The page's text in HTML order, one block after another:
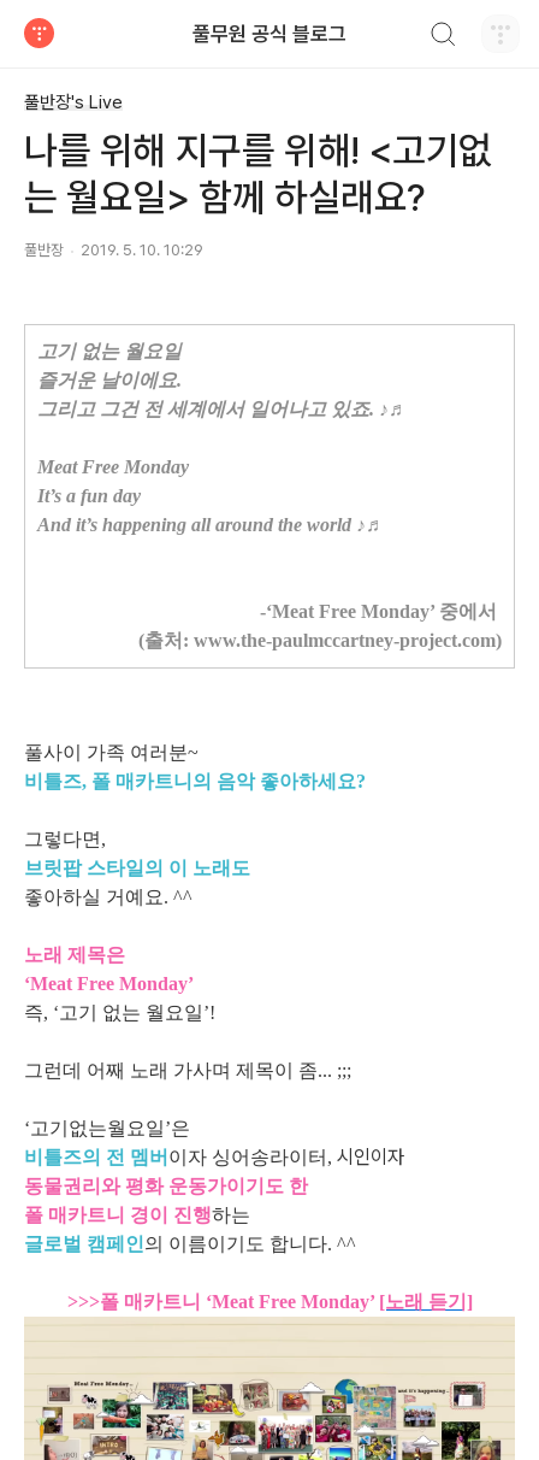
풀무원 공식 블로그
풀반장's Live
나를 위해 지구를 위해! <고기없
는 월요일> 함께 하실래요?
풀반장 2019. 5. 10. 10:29
고기 없는 월요일
즐거운 날이에요.
그리고 그건 전 세계에서 일어나고 있죠. ♪♬
Meat Free Monday
It’s a fun day
And it’s happening all around the world ♪♬
-‘Meat Free Monday’ 중에서
(출처: www.the-paulmccartney-project.com)
풀사이 가족 여러분~
비틀즈, 폴 매카트니의 음악 좋아하세요?
그렇다면,
브릿팝 스타일의 이 노래도
좋아하실 거예요. ^^
노래 제목은
‘Meat Free Monday’
즉, ‘고기 없는 월요일’!
그런데 어째 노래 가사며 제목이 좀... ;;;
‘고기없는월요일’은
비틀즈의 전 멤버 이자 싱어송라이터, 시인이자
동물권리와 평화 운동가이기도 한
폴 매카트니 경이 진행하는
글로벌 캠페인의 이름이기도 합니다. ^^
>>>폴 매카트니 ‘Meat Free Monday’ [노래 듣기]